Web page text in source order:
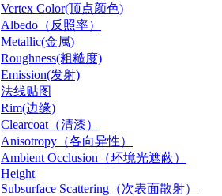
Vertex Color(顶点颜色)
Albedo（反照率）
Metallic(金属)
Roughness(粗糙度)
Emission(发射)
法线贴图
Rim(边缘)
Clearcoat（清漆）
Anisotropy（各向异性）
Ambient Occlusion（环境光遮蔽）
Height
Subsurface Scattering（次表面散射）